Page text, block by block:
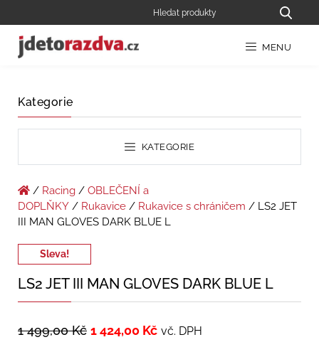
MENU
Kategorie
KATEGORIE
/ Racing / OBLEČENÍ a
DOPLŇKY / Rukavice / Rukavice s chráničem / LS2 JET
III MAN GLOVES DARK BLUE L
Sleva!
LS2 JET III MAN GLOVES DARK BLUE L
1 499,00Kč 1 424,00 Kč vč. DPH